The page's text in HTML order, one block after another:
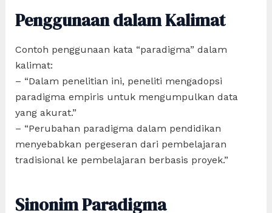
Penggunaan dalam Kalimat
Contoh penggunaan kata “paradigma” dalam
kalimat:
– “Dalam penelitian ini, peneliti mengadopsi
paradigma empiris untuk mengumpulkan data
yang akurat.”
– “Perubahan paradigma dalam pendidikan
menyebabkan pergeseran dari pembelajaran
tradisional ke pembelajaran berbasis proyek.”
Sinonim Paradigma